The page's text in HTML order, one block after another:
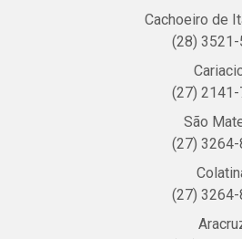
Cachoeiro de
(28)
(27) 2141-
São
(27)
(27)